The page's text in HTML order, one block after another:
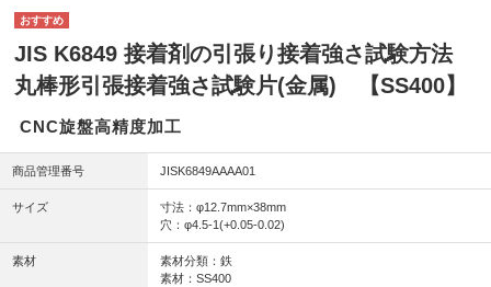
JIS K6849 接着剤の引張り接着強さ試験方法
丸棒形引張接着強さ試験片(金属) 【SS400】
CNC旋盤高精度加工
商品管理番号 JISK6849AAAA01
サイズ
寸法：φ12.7mm×38mm
穴：φ4.5-1(+0.05-0.02)
素材
素材分類：鉄
素材：SS400